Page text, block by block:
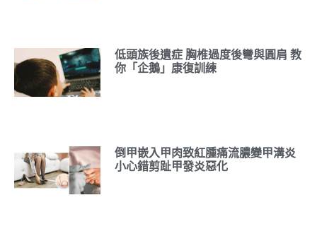
低頭族後遺症 胸椎過度後彎與圓肩 教
你「企鵝」康復訓練
倒甲嵌入甲肉致紅腫痛流膿變甲溝炎
小心錯剪趾甲發炎惡化